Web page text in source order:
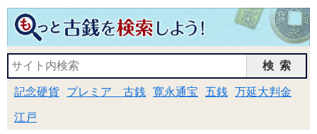
検索
記念硬貨 プレミア 古銭 寛永通宝 五銭 万延大判金
江戸